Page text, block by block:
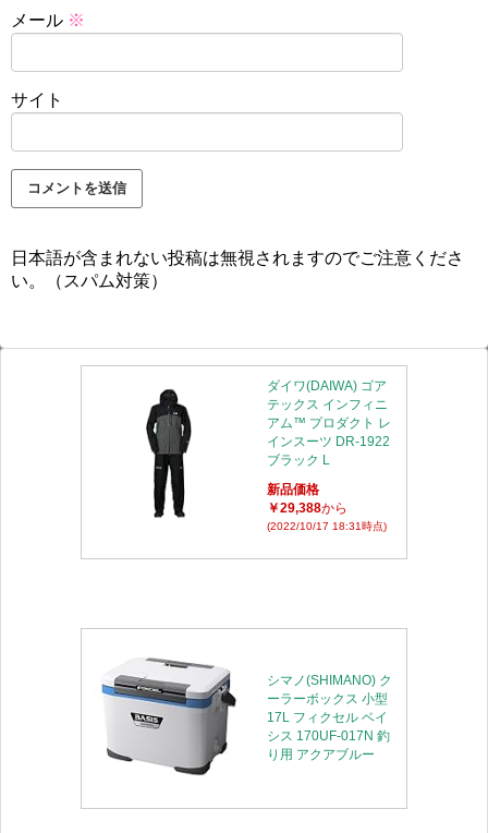
メール ※
サイト
日本語が含まれない投稿は無視されますのでご注意くださ
い。（スパム対策）
ダイワ(DAIWA) ゴア
テックス インフィニ
アム™ プロダクト レ
インスーツ DR-1922
ブラック L
新品価格
￥29,388から
(2022/10/17 18:31時点)
シマノ(SHIMANO) ク
ーラーボックス 小型
17L フィクセル ベイ
シス 170UF-017N 釣
り用 アクアブルー